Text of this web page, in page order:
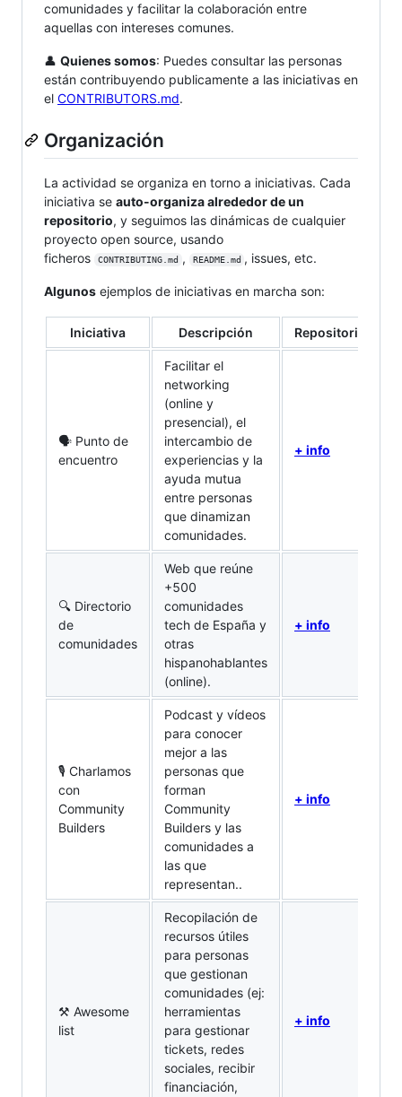
comunidades y facilitar la colaboración entre
aquellas con intereses comunes.
👤 Quienes somos: Puedes consultar las personas
están contribuyendo publicamente a las iniciativas en
el CONTRIBUTORS.md.
Organización
La actividad se organiza en torno a iniciativas. Cada
iniciativa se auto-organiza alrededor de un
repositorio, y seguimos las dinámicas de cualquier
proyecto open source, usando
ficheros
CONTRIBUTING.md , README.md , issues, etc.
Algunos ejemplos de iniciativas en marcha son:
Iniciativa Descripción Repositorio
🗣️ Punto de
encuentro
Facilitar el
networking
(online y
presencial), el
intercambio de
experiencias y la
ayuda mutua
entre personas
que dinamizan
comunidades.
+ info
🔍 Directorio
de
comunidades
Web que reúne
+500
comunidades
tech de España y
otras
hispanohablantes
(online).
+ info
🎙️ Charlamos
con
Community
Builders
Podcast y vídeos
para conocer
mejor a las
personas que
forman
Community
Builders y las
comunidades a
las que
representan..
+ info
⚒️ Awesome
list
Recopilación de
recursos útiles
para personas
que gestionan
comunidades (ej:
herramientas
para gestionar
tickets, redes
sociales, recibir
financiación,
+ info